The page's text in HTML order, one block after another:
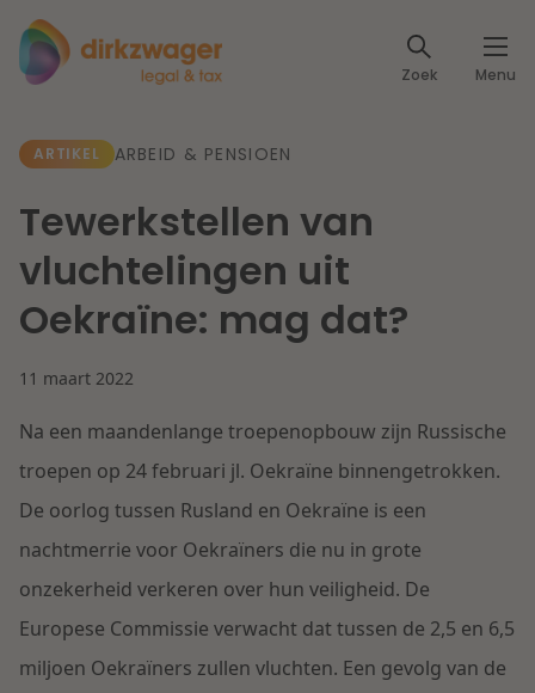
Zoek Menu
Expertises
Fiscaal
Arbeid & Pensioen
IE & Innovatie
Energie
Dichtbij een toekomstbestendige zorg
Lees meer
Artikelen
Klantcases
Events
Specialisten
Over Dirkzwager
Nieuws
Werken bij
Contact
ARTIKEL ARBEID & PENSIOEN
Tewerkstellen van
vluchtelingen uit
Oekraïne: mag dat?
11 maart 2022
Na een maandenlange troepenopbouw zijn Russische
troepen op 24 februari jl. Oekraïne binnengetrokken.
De oorlog tussen Rusland en Oekraïne is een
nachtmerrie voor Oekraïners die nu in grote
onzekerheid verkeren over hun veiligheid. De
Europese Commissie verwacht dat tussen de 2,5 en 6,5
miljoen Oekraïners zullen vluchten. Een gevolg van de